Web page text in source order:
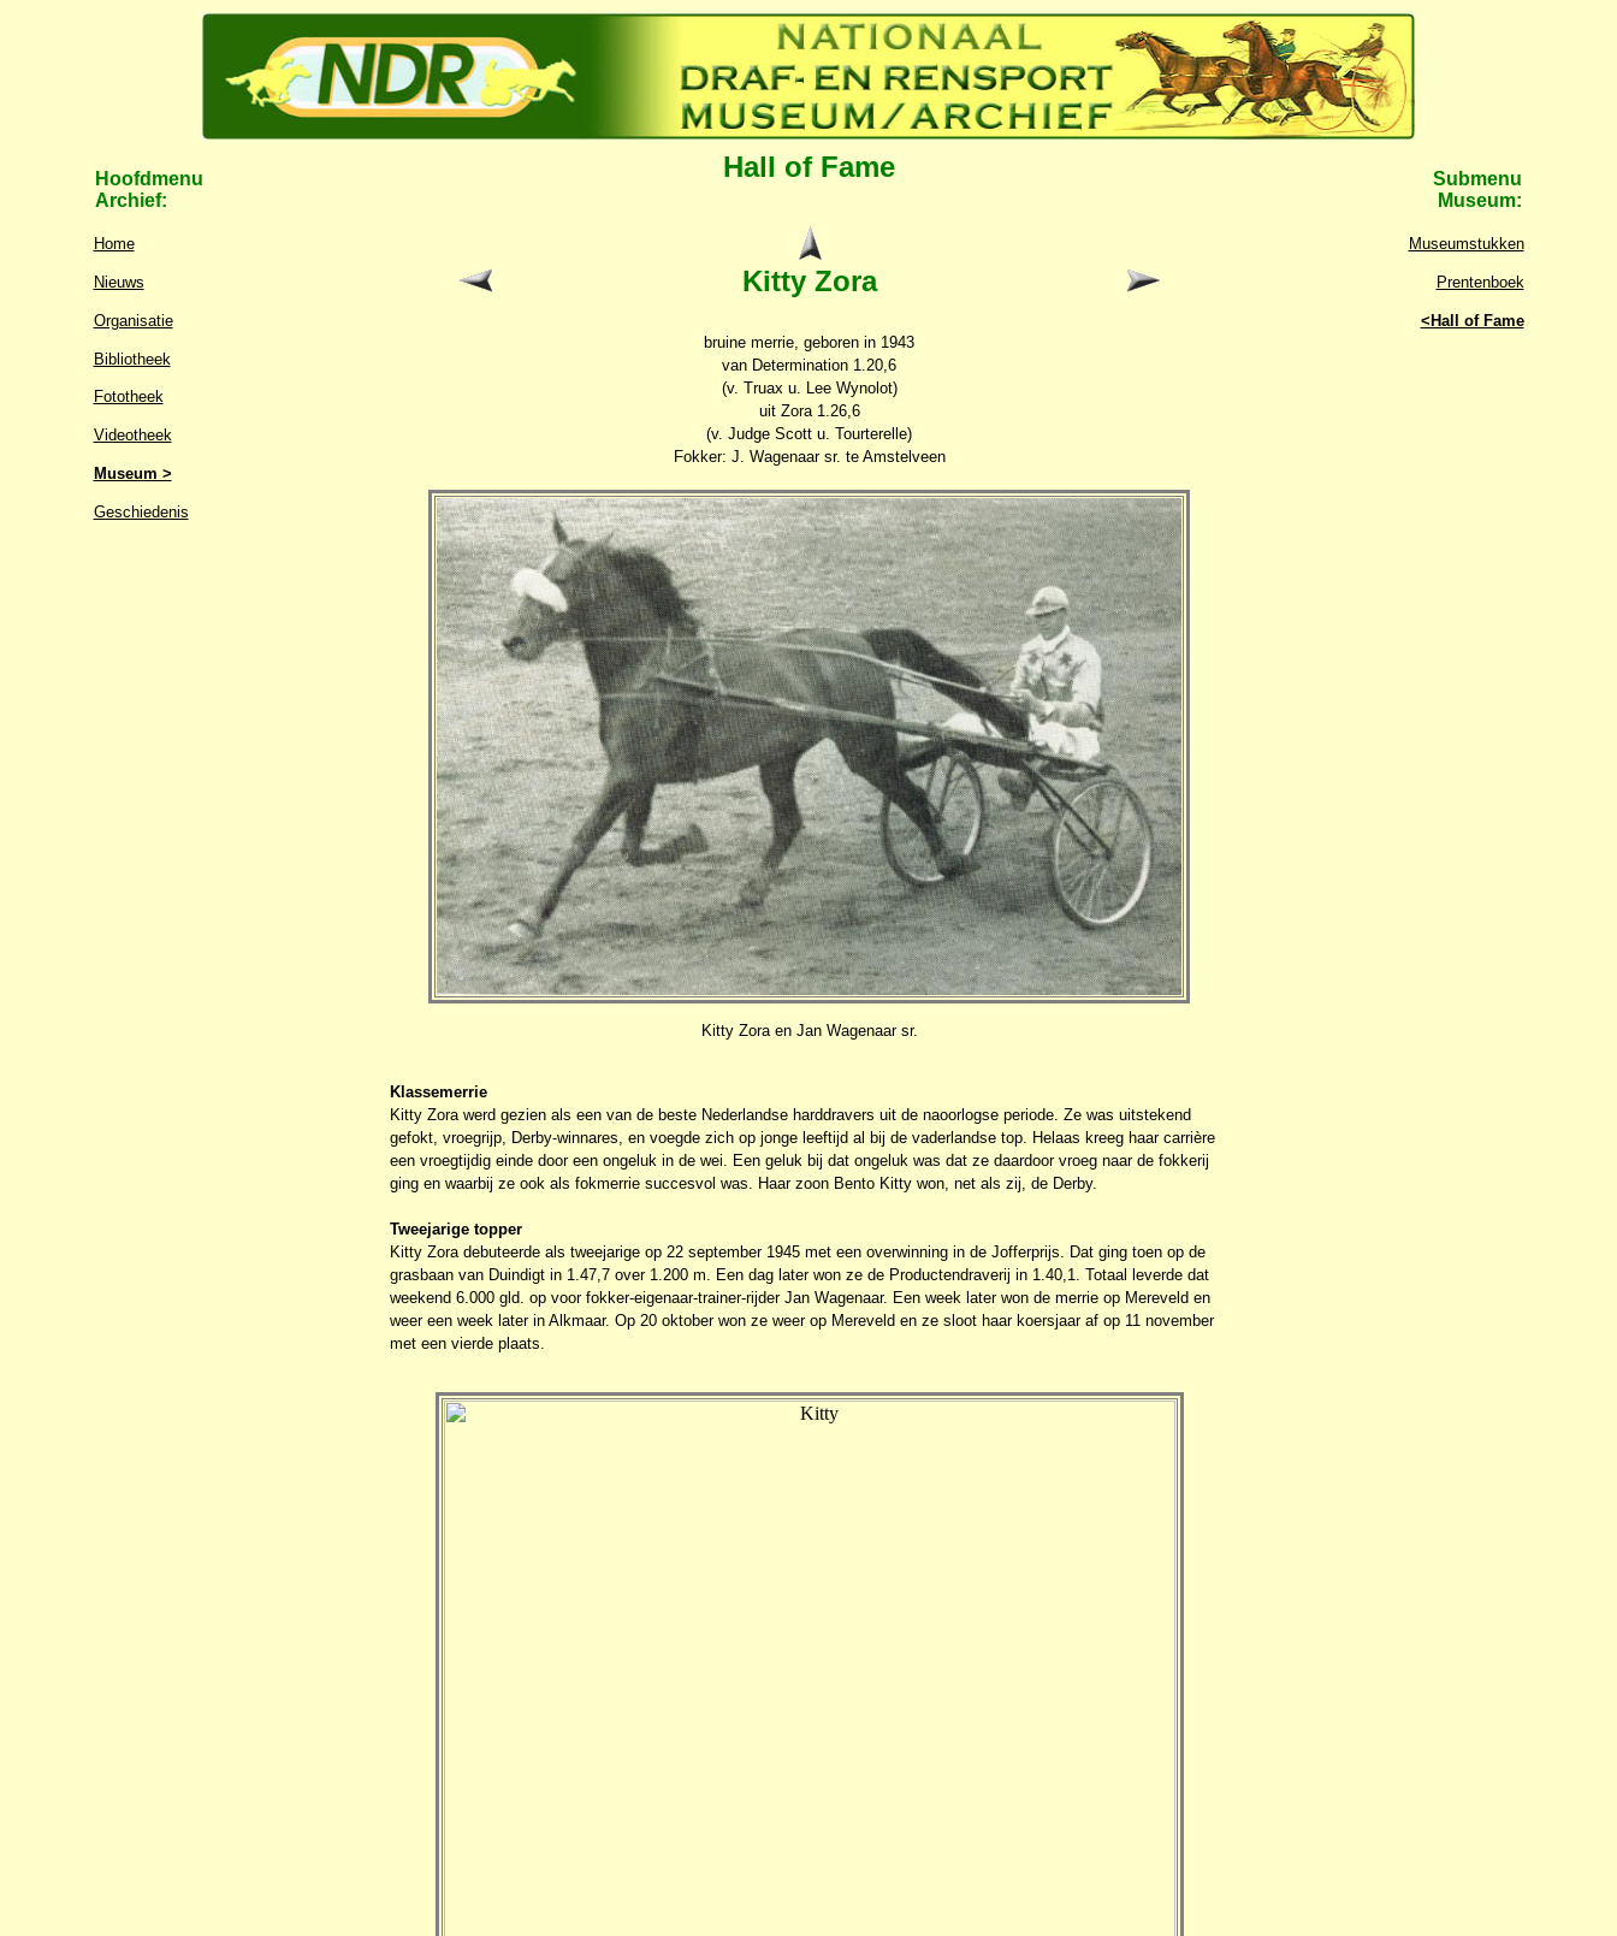
Hoofdmenu
Archief:
Home
Nieuws
Organisatie
Bibliotheek
Fototheek
Videotheek
Museum >
Geschiedenis
Hall of Fame
Kitty Zora
bruine merrie, geboren in 1943
van Determination 1.20,6
(v. Truax u. Lee Wynolot)
uit Zora 1.26,6
(v. Judge Scott u. Tourterelle)
Fokker: J. Wagenaar sr. te Amstelveen
Kitty Zora en Jan Wagenaar sr.
Klassemerrie
Kitty Zora werd gezien als een van de beste Nederlandse harddravers uit de naoorlogse periode. Ze was uitstekend
gefokt, vroegrijp, Derby-winnares, en voegde zich op jonge leeftijd al bij de vaderlandse top. Helaas kreeg haar carrière
een vroegtijdig einde door een ongeluk in de wei. Een geluk bij dat ongeluk was dat ze daardoor vroeg naar de fokkerij
ging en waarbij ze ook als fokmerrie succesvol was. Haar zoon Bento Kitty won, net als zij, de Derby.
Tweejarige topper
Kitty Zora debuteerde als tweejarige op 22 september 1945 met een overwinning in de Jofferprijs. Dat ging toen op de
grasbaan van Duindigt in 1.47,7 over 1.200 m. Een dag later won ze de Productendraverij in 1.40,1. Totaal leverde dat
weekend 6.000 gld. op voor fokker-eigenaar-trainer-rijder Jan Wagenaar. Een week later won de merrie op Mereveld en
weer een week later in Alkmaar. Op 20 oktober won ze weer op Mereveld en ze sloot haar koersjaar af op 11 november
met een vierde plaats.
Submenu
Museum:
Museumstukken
Prentenboek
<Hall of Fame